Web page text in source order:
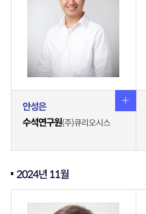
안성은
수석연구원(주)큐리오시스
2024년 11월